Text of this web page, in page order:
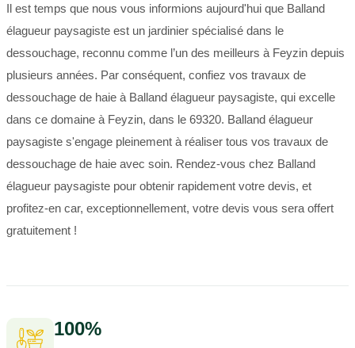
Il est temps que nous vous informions aujourd'hui que Balland
élagueur paysagiste est un jardinier spécialisé dans le
dessouchage, reconnu comme l’un des meilleurs à Feyzin depuis
plusieurs années. Par conséquent, confiez vos travaux de
dessouchage de haie à Balland élagueur paysagiste, qui excelle
dans ce domaine à Feyzin, dans le 69320. Balland élagueur
paysagiste s'engage pleinement à réaliser tous vos travaux de
dessouchage de haie avec soin. Rendez-vous chez Balland
élagueur paysagiste pour obtenir rapidement votre devis, et
profitez-en car, exceptionnellement, votre devis vous sera offert
gratuitement !
100%